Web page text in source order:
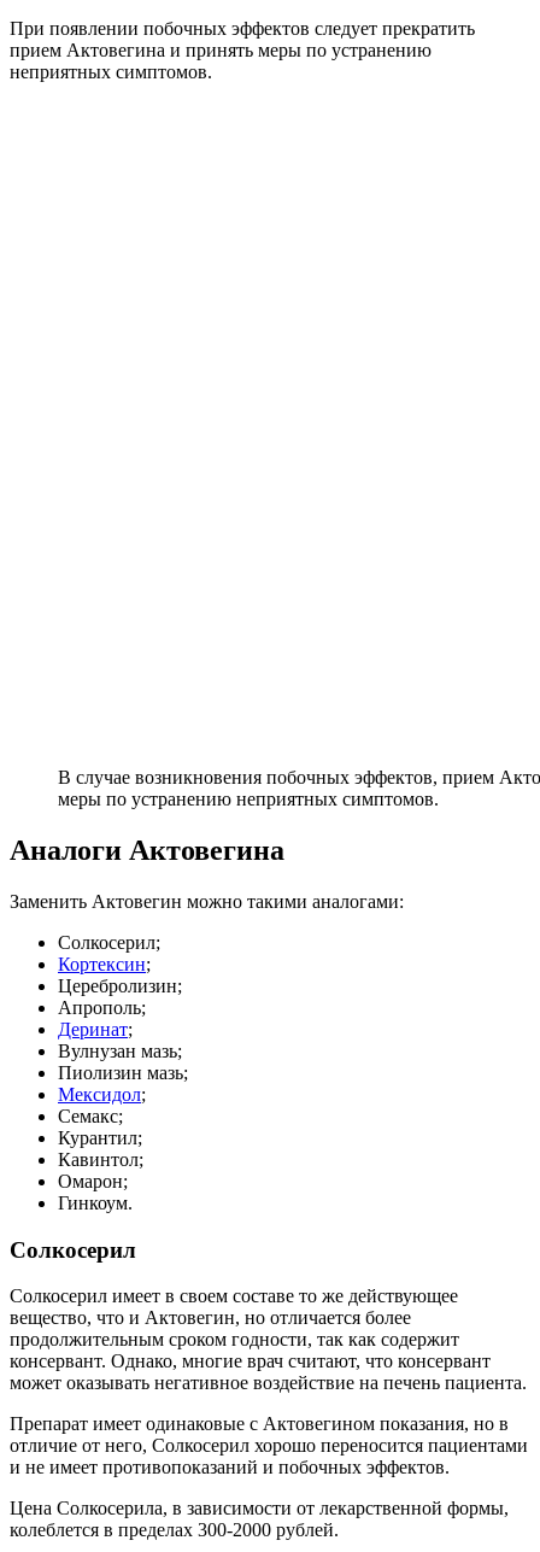
При появлении побочных эффектов следует прекратить
прием Актовегина и принять меры по устранению
неприятных симптомов.
В случае возникновения побочных эффектов, прием
меры по устранению неприятных симптомов.
Аналоги Актовегина
Заменить Актовегин можно такими аналогами:
Солкосерил;
Кортексин;
Церебролизин;
Апрополь;
Деринат;
Вулнузан мазь;
Пиолизин мазь;
Мексидол;
Семакс;
Курантил;
Кавинтол;
Омарон;
Гинкоум.
Солкосерил
Солкосерил имеет в своем составе то же действующее
вещество, что и Актовегин, но отличается более
продолжительным сроком годности, так как содержит
консервант. Однако, многие врач считают, что консервант
может оказывать негативное воздействие на печень пациента.
Препарат имеет одинаковые с Актовегином показания, но в
отличие от него, Солкосерил хорошо переносится пациентами
и не имеет противопоказаний и побочных эффектов.
Цена Солкосерила, в зависимости от лекарственной формы,
колеблется в пределах 300-2000 рублей.